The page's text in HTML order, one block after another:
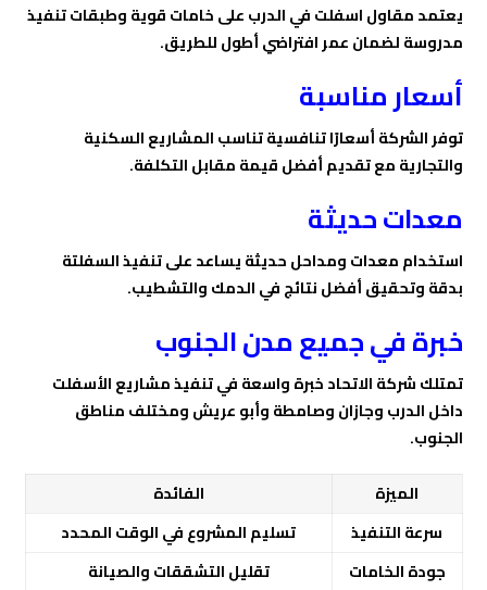
يعتمد مقاول اسفلت في الدرب على خامات قوية وطبقات تنفيذ
مدروسة لضمان عمر افتراضي أطول للطريق.
أسعار مناسبة
توفر الشركة أسعارًا تنافسية تناسب المشاريع السكنية
والتجارية مع تقديم أفضل قيمة مقابل التكلفة.
معدات حديثة
استخدام معدات ومداحل حديثة يساعد على تنفيذ السفلتة
بدقة وتحقيق أفضل نتائج في الدمك والتشطيب.
خبرة في جميع مدن الجنوب
تمتلك شركة الاتحاد خبرة واسعة في تنفيذ مشاريع الأسفلت
داخل الدرب وجازان وصامطة وأبو عريش ومختلف مناطق
الجنوب.
الميزة
الفائدة
سرعة التنفيذ
تسليم المشروع في الوقت المحدد
جودة الخامات
تقليل التشققات والصيانة